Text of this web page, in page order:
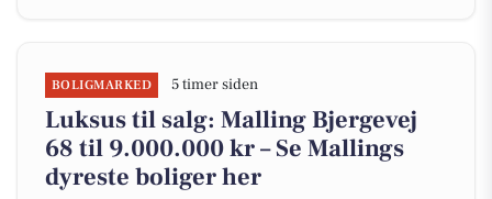
BOLIGMARKED 5 timer siden
Luksus til salg: Malling Bjergevej
68 til 9.000.000 kr – Se Mallings
dyreste boliger her